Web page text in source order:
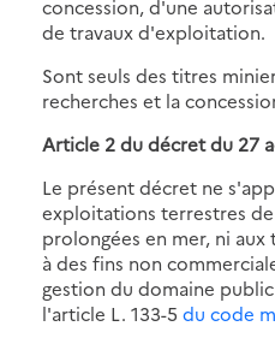
concession, d'une
de travaux d'exploitation.
Sont seuls des titres
recherches et la
Article 2 du décret du 27
Le présent décret ne
exploitations terrestres
prolongées en mer, ni
à des fins non
gestion du domaine
l'article L. 133-5 du code